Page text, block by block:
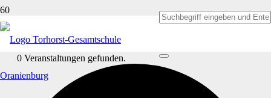
0 Veranstaltungen gefunden.